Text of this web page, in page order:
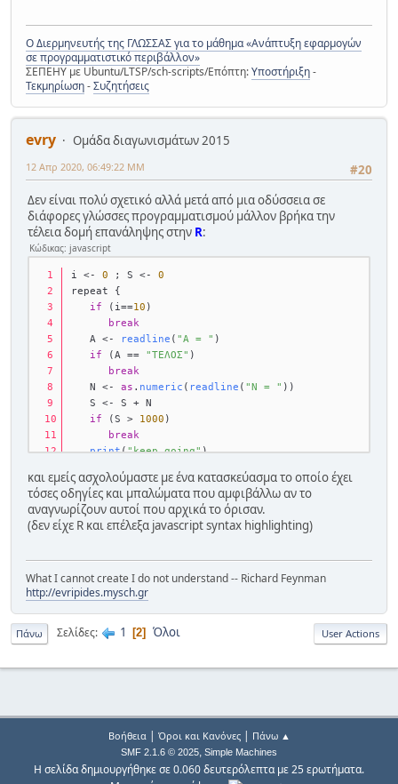
Ο Διερμηνευτής της ΓΛΩΣΣΑΣ για το μάθημα «Ανάπτυξη εφαρμογών
σε προγραμματιστικό περιβάλλον»
ΣΕΠΕΗΥ με Ubuntu/LTSP/sch-scripts/Επόπτη:Υποστήριξη-
Τεκμηρίωση-Συζητήσεις
evry
Ομάδα διαγωνισμάτων 2015
#20
12 Απρ 2020, 06:49:22 ΜΜ
Δεν είναι πολύ σχετικό αλλά μετά από μια οδύσσεια σε
διάφορες γλώσσες προγραμματισμού μάλλον βρήκα την
τέλεια δομή επανάληψης στην R:
Κώδικας: javascript
i <- 0 ; S <- 0
repeat {
if (i==10 )
break
A <-
readline ( "A = " )
if (A == "ΤΕΛΟΣ" )
break
N <- as . numeric ( readline ( "N = " ))
S <- S + N
if (S > 1000 )
break
print("keep going")
}
και εμείς ασχολούμαστε με ένα κατασκεύασμα το οποίο έχει
τόσες οδηγίες και μπαλώματα που αμφιβάλλω αν το
αναγνωρίζουν αυτοί που αρχικά το όρισαν.
(δεν είχε R και επέλεξα javascript syntax highlighting)
What I cannot create I do not understand -- Richard Feynman
http://evripides.mysch.gr
Πάνω Σελίδες 1 2 Όλοι User Actions
Βοήθεια| Όροι και Κανόνες| Πάνω ▲
SMF 2.1.6 © 2025, Simple Machines
Η σελίδα δημιουργήθηκε σε 0.060 δευτερόλεπτα με 25 ερωτήματα.